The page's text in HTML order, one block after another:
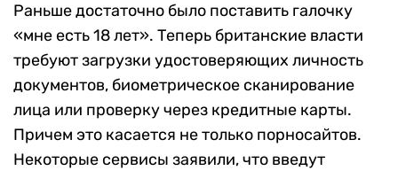
Раньше достаточно было поставить галочку
«мне есть 18 лет». Теперь британские власти
требуют загрузки удостоверяющих личность
документов, биометрическое сканирование
лица или проверку через кредитные карты.
Причем это касается не только порносайтов.
Некоторые сервисы заявили, что введут